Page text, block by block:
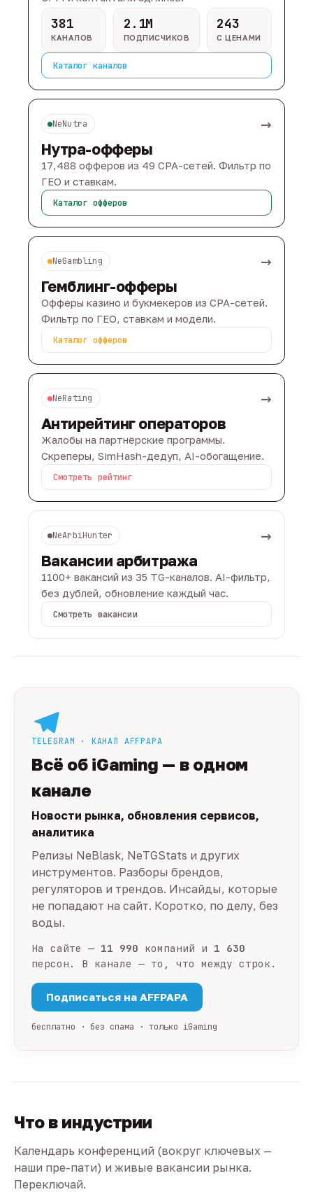
381
КАНАЛОВ
2.1M
ПОДПИСЧИКОВ
243
С ЦЕНАМИ
Каталог каналов
NeNutra →
Нутра-офферы
17,488 офферов из 49 CPA-сетей. Фильтр по
ГЕО и ставкам.
Каталог офферов
NeGambling →
Гемблинг-офферы
Офферы казино и букмекеров из CPA-сетей.
Фильтр по ГЕО, ставкам и модели.
Каталог офферов
NeRating →
Антирейтинг операторов
Жалобы на партнёрские программы.
Скреперы, SimHash-дедуп, AI-обогащение.
Смотреть рейтинг
NeArbiHunter →
Вакансии арбитража
1100+ вакансий из 35 TG-каналов. AI-фильтр,
без дублей, обновление каждый час.
Смотреть вакансии
TELEGRAM · КАНАЛ AFFPAPA
Всё об iGaming — в одном
канале
Новости рынка, обновления сервисов,
аналитика
Релизы NeBlask, NeTGStats и других
инструментов. Разборы брендов,
регуляторов и трендов. Инсайды, которые
не попадают на сайт. Коротко, по делу, без
воды.
На сайте — 11 990 компаний и 1 630
персон. В канале — то, что между строк.
Подписаться на AFFPAPA
бесплатно · без спама · только iGaming
Что в индустрии
Календарь конференций (вокруг ключевых —
наши пре-пати) и живые вакансии рынка.
Переключай.